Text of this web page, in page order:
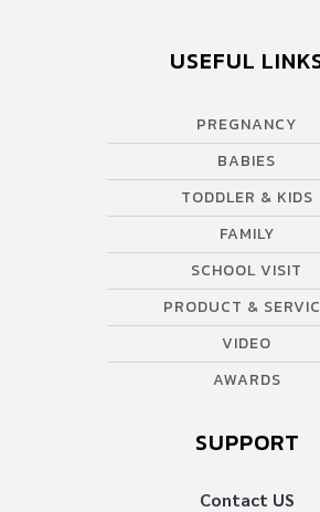
USEFUL
PREGNANCY
BABIES
TODDLER & KIDS
FAMILY
SCHOOL VISIT
PRODUCT &
VIDEO
AWARDS
SUPPORT
Contact US